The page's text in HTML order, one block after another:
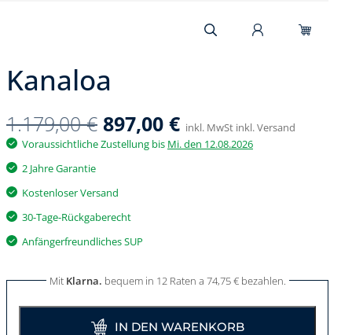
Kanaloa
1.179,00€ 897,00 € inkl. MwSt inkl. Versand
Voraussichtliche Zustellung bis Mi. den 12.08.2026
2 Jahre Garantie
Kostenloser Versand
30-Tage-Rückgaberecht
Anfängerfreundliches SUP
Mit Klarna. bequem in 12 Raten a 74,75€bezahlen.
IN DEN WARENKORB